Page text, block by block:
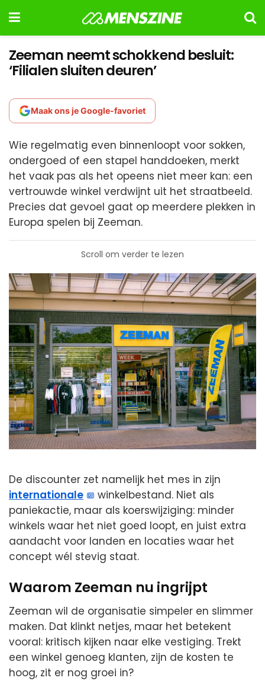
Zeeman neemt schokkend besluit:
‘Filialen sluiten deuren’
Maak ons je Google-favoriet
Wie regelmatig even binnenloopt voor sokken,
ondergoed of een stapel handdoeken, merkt
het vaak pas als het opeens niet meer kan: een
vertrouwde winkel verdwijnt uit het straatbeeld.
Precies dat gevoel gaat op meerdere plekken in
Europa spelen bij Zeeman.
Scroll om verder te lezen
De discounter zet namelijk het mes in zijn
internationale
winkelbestand. Niet als
paniekactie, maar als koerswijziging: minder
winkels waar het niet goed loopt, en juist extra
aandacht voor landen en locaties waar het
concept wél stevig staat.
Waarom Zeeman nu ingrijpt
Zeeman wil de organisatie simpeler en slimmer
maken. Dat klinkt netjes, maar het betekent
vooral: kritisch kijken naar elke vestiging. Trekt
een winkel genoeg klanten, zijn de kosten te
hoog, zit er nog groei in?